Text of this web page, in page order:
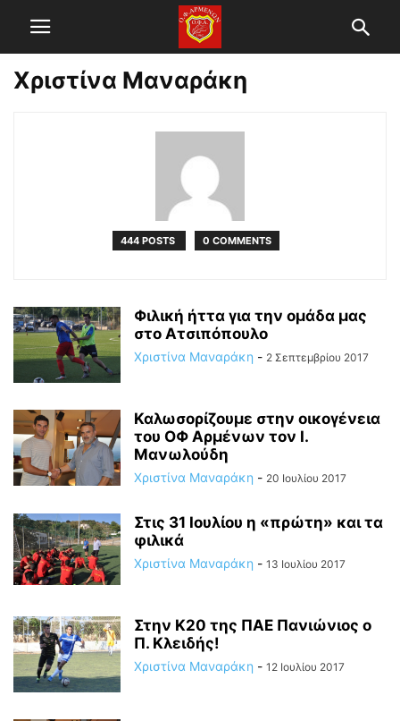
Χριστίνα Μαναράκη
444 POSTS 0 COMMENTS
Φιλική ήττα για την ομάδα μας
στο Ατσιπόπουλο
Χριστίνα Μαναράκη - 2 Σεπτεμβρίου 2017
Καλωσορίζουμε στην οικογένεια
του ΟΦ Αρμένων τον Ι.
Μανωλούδη
Χριστίνα Μαναράκη - 20 Ιουλίου 2017
Στις 31 Ιουλίου η «πρώτη» και τα
φιλικά
Χριστίνα Μαναράκη - 13 Ιουλίου 2017
Στην Κ20 της ΠΑΕ Πανιώνιος ο
Π. Κλειδής!
Χριστίνα Μαναράκη - 12 Ιουλίου 2017